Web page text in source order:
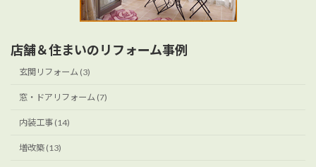
店舗＆住まいのリフォーム事例
玄関リフォーム (3)
窓・ドアリフォーム (7)
内装工事 (14)
増改築 (13)